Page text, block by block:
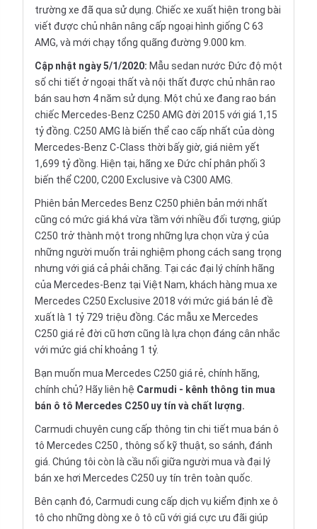
trường xe đã qua sử dụng. Chiếc xe xuất hiện trong bài
viết được chủ nhân nâng cấp ngoại hình giống C 63
AMG, và mới chạy tổng quãng đường 9.000 km.
Cập nhật ngày 5/1/2020: Mẫu sedan nước Đức độ một
số chi tiết ở ngoại thất và nội thất được chủ nhân rao
bán sau hơn 4 năm sử dụng. Một chủ xe đang rao bán
chiếc Mercedes-Benz C250 AMG đời 2015 với giá 1,15
tỷ đồng. C250 AMG là biến thể cao cấp nhất của dòng
Mercedes-Benz C-Class thời bấy giờ, giá niêm yết
1,699 tỷ đồng. Hiện tại, hãng xe Đức chỉ phân phối 3
biến thể C200, C200 Exclusive và C300 AMG.
Phiên bản Mercedes Benz C250 phiên bản mới nhất
cũng có mức giá khá vừa tầm với nhiều đối tượng, giúp
C250 trở thành một trong những lựa chọn vừa ý của
những người muốn trải nghiệm phong cách sang trọng
nhưng với giá cả phải chăng. Tại các đại lý chính hãng
của Mercedes-Benz tại Việt Nam, khách hàng mua xe
Mercedes C250 Exclusive 2018 với mức giá bán lẻ đề
xuất là 1 tỷ 729 triệu đồng. Các mẫu xe Mercedes
C250 giá rẻ đời cũ hơn cũng là lựa chọn đáng cân nhắc
với mức giá chỉ khoảng 1 tỷ.
Bạn muốn mua Mercedes C250 giá rẻ, chính hãng,
chính chủ? Hãy liên hệ Carmudi - kênh thông tin mua
bán ô tô Mercedes C250 uy tín và chất lượng.
Carmudi chuyên cung cấp thông tin chi tiết mua bán ô
tô Mercedes C250 , thông số kỹ thuật, so sánh, đánh
giá. Chúng tôi còn là cầu nối giữa người mua và đại lý
bán xe hơi Mercedes C250 uy tín trên toàn quốc.
Bên cạnh đó, Carmudi cung cấp dịch vụ kiểm định xe ô
tô cho những dòng xe ô tô cũ với giá cực ưu đãi giúp